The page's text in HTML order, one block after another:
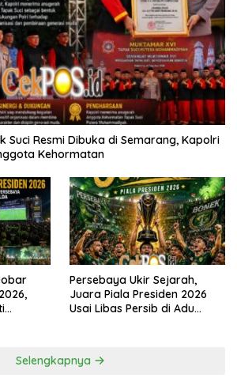
Suci Resmi Dibuka di Semarang, Kapolri
Kehormatan
Persebaya Ukir Sejarah,
Juara Piala Presiden 2026
Usai Libas Persib di Adu
Selengkapnya